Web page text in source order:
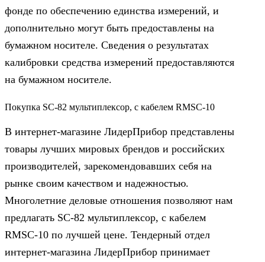
фонде по обеспечению единства измерений, и
дополнительно могут быть предоставлены на
бумажном носителе. Сведения о результатах
калибровки средства измерений предоставляются
на бумажном носителе.
Покупка SC-82 мультиплексор, c кабелем RMSC-10
В интернет-магазине ЛидерПрибор представлены
товары лучших мировых брендов и российских
производителей, зарекомендовавших себя на
рынке своим качеством и надежностью.
Многолетние деловые отношения позволяют нам
предлагать SC-82 мультиплексор, c кабелем
RMSC-10 по лучшей цене. Тендерный отдел
интернет-магазина ЛидерПрибор принимает